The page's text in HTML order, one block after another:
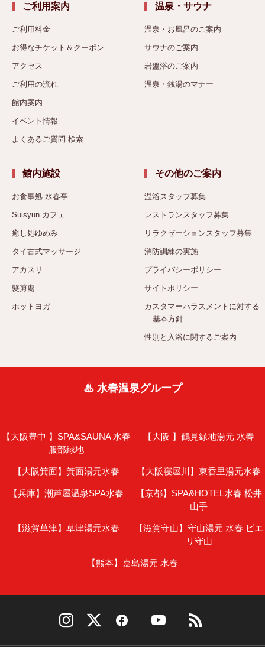
ご利用案内
ご利用料金
お得なチケット＆クーポン
アクセス
ご利用の流れ
館内案内
イベント情報
よくあるご質問 検索
温泉・サウナ
温泉・お風呂のご案内
サウナのご案内
岩盤浴のご案内
温泉・銭湯のマナー
館内施設
お食事処 水春亭
Suisyun カフェ
癒し処ゆめみ
タイ古式マッサージ
アカスリ
髮剪處
ホットヨガ
その他のご案内
温浴スタッフ募集
レストランスタッフ募集
リラクゼーションスタッフ募集
消防訓練の実施
プライバシーポリシー
サイトポリシー
カスタマーハラスメントに対する
基本方針
性別と入浴に関するご案内
♨ 水春温泉グループ
【大阪豊中 】 SPA&SAUNA 水春
服部緑地
【大阪 】 鶴見緑地湯元 水春
【大阪箕面】 箕面湯元水春 【大阪寝屋川】 東香里湯元水春
【兵庫】 潮芦屋温泉SPA水春 【京都】 SPA&HOTEL水春 松井
山手
【滋賀草津】 草津湯元水春 【滋賀守山】 守山湯元 水春 ピエ
リ守山
【熊本】 嘉島湯元 水春